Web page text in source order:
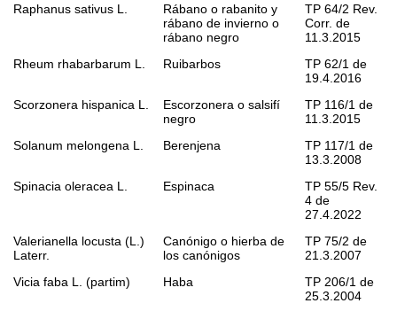
Raphanus sativus L.
Rábano o rabanito y
rábano de invierno o
rábano negro
TP 64/2 Rev.
Corr. de
11.3.2015
Rheum rhabarbarum L. Ruibarbos
TP 62/1 de
19.4.2016
Scorzonera hispanica L.
Escorzonera o salsifí
negro
TP 116/1 de
11.3.2015
Solanum melongena L. Berenjena
TP 117/1 de
13.3.2008
Spinacia oleracea L. Espinaca
TP 55/5 Rev.
4 de
27.4.2022
Valerianella locusta (L.)
Laterr.
Canónigo o hierba de
los canónigos
TP 75/2 de
21.3.2007
Vicia faba L. (partim) Haba
TP 206/1 de
25.3.2004